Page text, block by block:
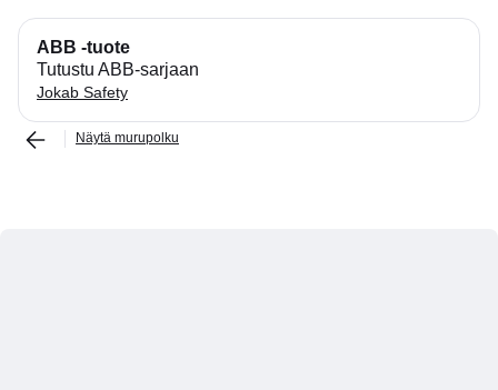
ABB -tuote
Tutustu ABB-sarjaan
Jokab Safety
Näytä murupolku